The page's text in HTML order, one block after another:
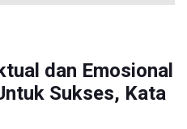
Rehat Waktu 48 Jam
dan Emosional
Sukses, Kata